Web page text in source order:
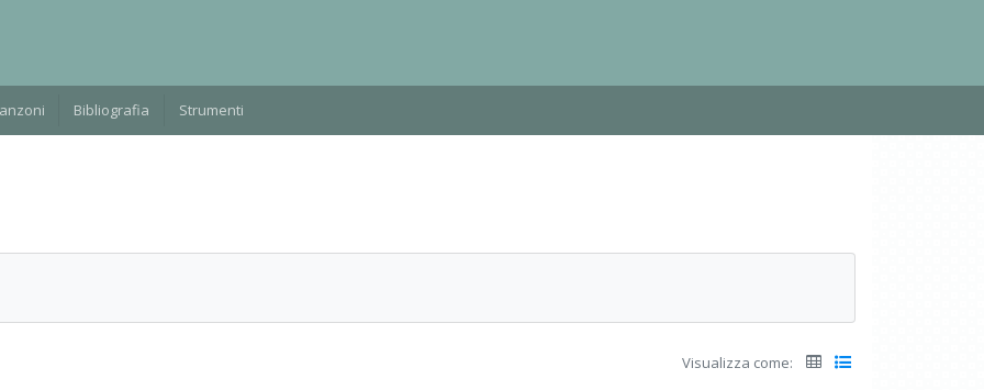
Bibliografia Strumenti
Visualizza come: